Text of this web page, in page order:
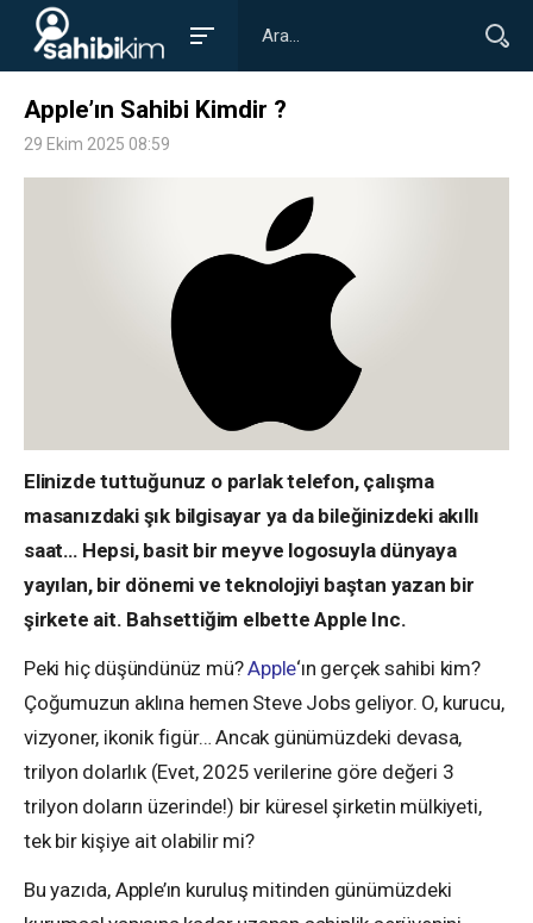
Apple’ın Sahibi Kimdir ?
29 Ekim 2025 08:59
Elinizde tuttuğunuz o parlak telefon, çalışma
masanızdaki şık bilgisayar ya da bileğinizdeki akıllı
saat… Hepsi, basit bir meyve logosuyla dünyaya
yayılan, bir dönemi ve teknolojiyi baştan yazan bir
şirkete ait. Bahsettiğim elbette Apple Inc.
Peki hiç düşündünüz mü?Apple‘ın gerçek sahibi kim?
Çoğumuzun aklına hemen Steve Jobs geliyor. O, kurucu,
vizyoner, ikonik figür… Ancak günümüzdeki devasa,
trilyon dolarlık (Evet, 2025 verilerine göre değeri 3
trilyon doların üzerinde!) bir küresel şirketin mülkiyeti,
tek bir kişiye ait olabilir mi?
Bu yazıda, Apple’ın kuruluş mitinden günümüzdeki